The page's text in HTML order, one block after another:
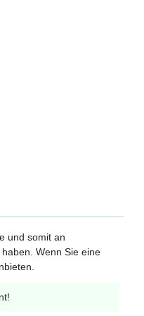
und somit an
Wenn Sie eine